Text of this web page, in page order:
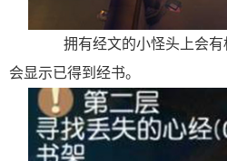
拥有经文的小怪头上会有
会显示已得到经书。